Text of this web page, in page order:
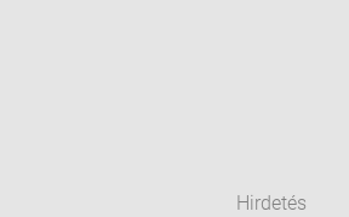
Hirdetés